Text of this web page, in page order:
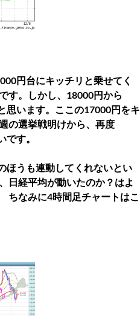
円台にキッチリと乗せてく
す。しかし、18000円から
思います。ここの17000円をキ
の選挙戦明けから、再度
す。
ほうも連動してくれないとい
日経平均が動いたのか？はよ
ちなみに4時間足チャートはこ